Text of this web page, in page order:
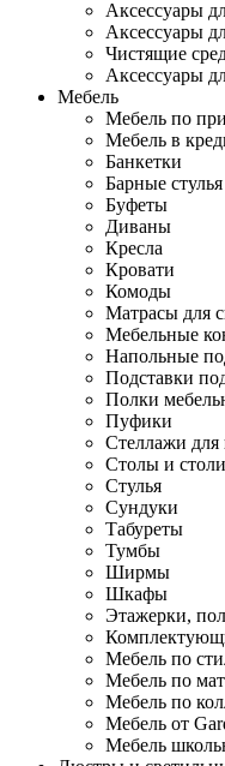
Аксессуары
Аксессуары
Чистящие
Аксессуары
Мебель
Мебель по
Мебель в
Банкетки
Барные стулья
Буфеты
Диваны
Кресла
Кровати
Комоды
Матрасы для
Мебельные
Напольные
Подставки
Полки
Пуфики
Стеллажи для
Столы и
Стулья
Сундуки
Табуреты
Тумбы
Ширмы
Шкафы
Этажерки,
Мебель по
Мебель по
Мебель по
Мебель от
Мебель